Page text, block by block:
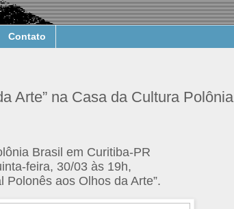
Contato
Arte” na Casa da Cultura Polônia
Brasil em Curitiba-PR
feira, 30/03 às 19h,
Polonês aos Olhos da Arte”.